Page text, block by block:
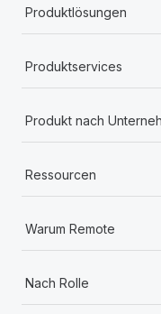
Produktlösungen
Produktservices
Produkt nach
Ressourcen
Warum Remote
Nach Rolle